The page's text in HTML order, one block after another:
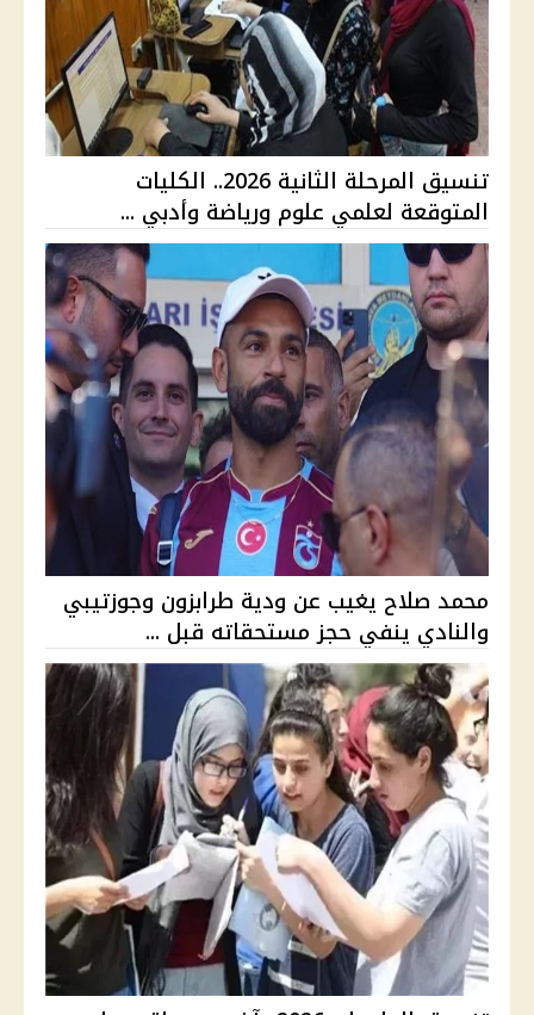
تنسيق المرحلة الثانية 2026.. الكليات
المتوقعة لعلمي علوم ورياضة وأدبي ...
محمد صلاح يغيب عن ودية طرابزون وجوزتيبي
والنادي ينفي حجز مستحقاته قبل ...